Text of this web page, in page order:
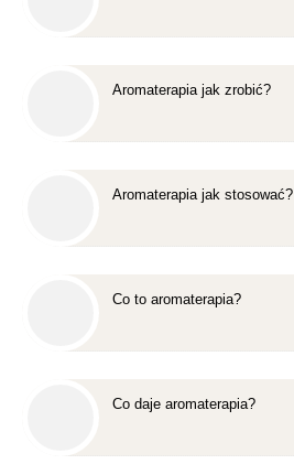
Aromaterapia jak zrobić?
Aromaterapia jak stosować?
Co to aromaterapia?
Co daje aromaterapia?